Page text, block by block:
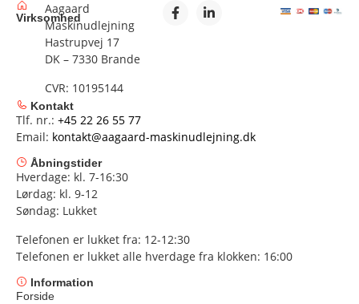
Virksomhed
Aagaard
Maskinudlejning
Hastrupvej 17
DK – 7330 Brande
CVR: 10195144
Kontakt
Tlf. nr.: +45 22 26 55 77
Email: kontakt@aagaard-maskinudlejning.dk
Åbningstider
Hverdage: kl. 7-16:30
Lørdag: kl. 9-12
Søndag: Lukket
Telefonen er lukket fra: 12-12:30
Telefonen er lukket alle hverdage fra klokken: 16:00
Information
Forside